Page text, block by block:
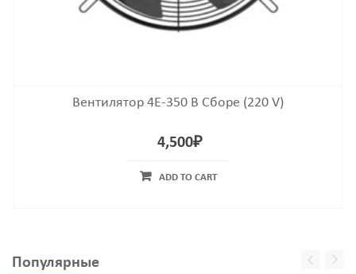
Вентилятор 4E-350 В Сборе (220 V)
4,500₽
ADD TO CART
Популярные